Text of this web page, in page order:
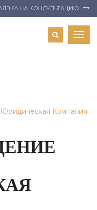
НА КОНСУЛЬТАЦИЮ
Компания